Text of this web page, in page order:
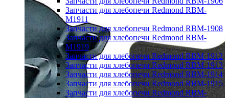
Запчасти для хлебопечи Redmond RBM-
M1911
Запчасти для хлебопечи Redmond RBM-1908
Запчасти для хлебопечи Redmond RBM-
M1919
Запчасти для хлебопечи Redmond RBM-1912
Запчасти для хлебопечи Redmond RBM-1913
Запчасти для хлебопечи Redmond RBM-1914
Запчасти для хлебопечи Redmond RBM-1915
Запчасти для хлебопечи Redmond RBM-